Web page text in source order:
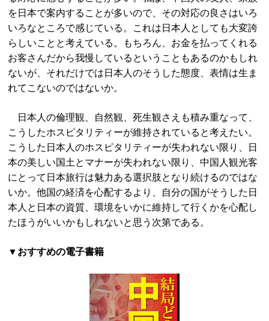
を日本で案内することが多いので、その対応の良さはいろ
いろなところで感じている。これは日本人としても大変誇
らしいことと考えている。もちろん、お金を払ってくれる
お客さんだから我慢しているということもあるのかもしれ
ないが、それだけでは日本人のそうした態度、表情は生ま
れてこないのではないか。
日本人の倫理観、自然観、死生観さえも積み重なって、
こうしたホスピタリティーが維持されていると考えたい。
こうした日本人のホスピタリティーが失われない限り、日
本の美しい国土とマナーが失われない限り、中国人観光客
にとって日本旅行は魅力ある選択肢となり続けるのではな
いか。他国の経済を心配するより、自分の国がそうした日
本人と日本の資質、環境をいかに維持して行くかを心配し
たほうがいいかもしれないと思う次第である。
▼おすすめの電子書籍